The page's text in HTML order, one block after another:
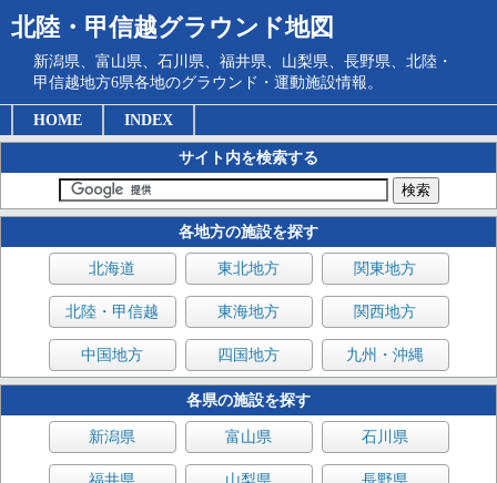
北陸・甲信越グラウンド地図
新潟県、富山県、石川県、福井県、山梨県、長野県、北陸・
甲信越地方6県各地のグラウンド・運動施設情報。
HOME INDEX
サイト内を検索する
各地方の施設を探す
北海道 東北地方 関東地方
北陸・甲信越 東海地方 関西地方
中国地方 四国地方 九州・沖縄
各県の施設を探す
新潟県 富山県 石川県